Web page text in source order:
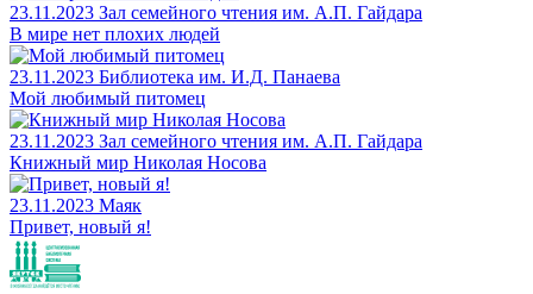
23.11.2023 Зал семейного чтения им. А.П. Гайдара
В мире нет плохих людей
23.11.2023 Библиотека им. И.Д. Панаева
Мой любимый питомец
23.11.2023 Зал семейного чтения им. А.П. Гайдара
Книжный мир Николая Носова
23.11.2023 Маяк
Привет, новый я!